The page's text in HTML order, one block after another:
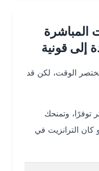
قونية
الوقت، لكن قد
وتمنحك
في